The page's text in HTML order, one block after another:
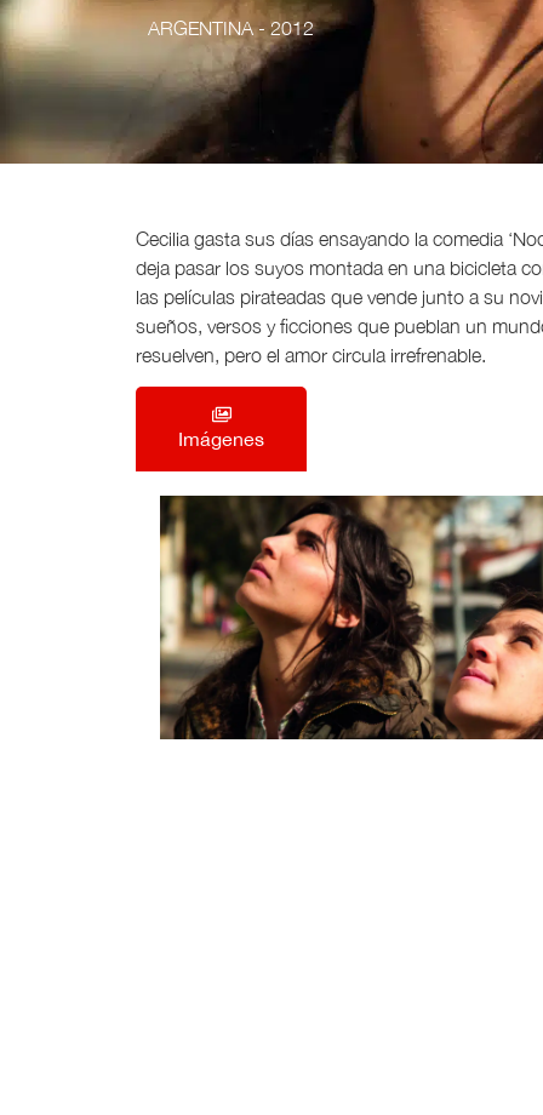
ARGENTINA- 2012
Cecilia gasta sus días ensayando la comedia
deja pasar los suyos montada en una bicicleta
las películas pirateadas que vende junto a su
sueños, versos y ficciones que pueblan un
resuelven, pero el amor circula irrefrenable.
Imágenes